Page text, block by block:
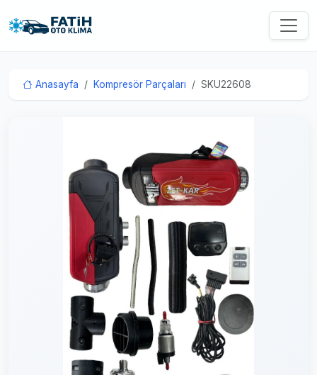
Anasayfa Kompresör Parçaları SKU22608